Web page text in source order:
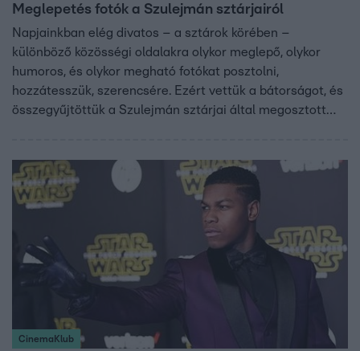
Meglepetés fotók a Szulejmán sztárjairól
Napjainkban elég divatos – a sztárok körében –
különböző közösségi oldalakra olykor meglepő, olykor
humoros, és olykor megható fotókat posztolni,
hozzátesszük, szerencsére. Ezért vettük a bátorságot, és
összegyűjtöttük a Szulejmán sztárjai által megosztott
CinemaKlub